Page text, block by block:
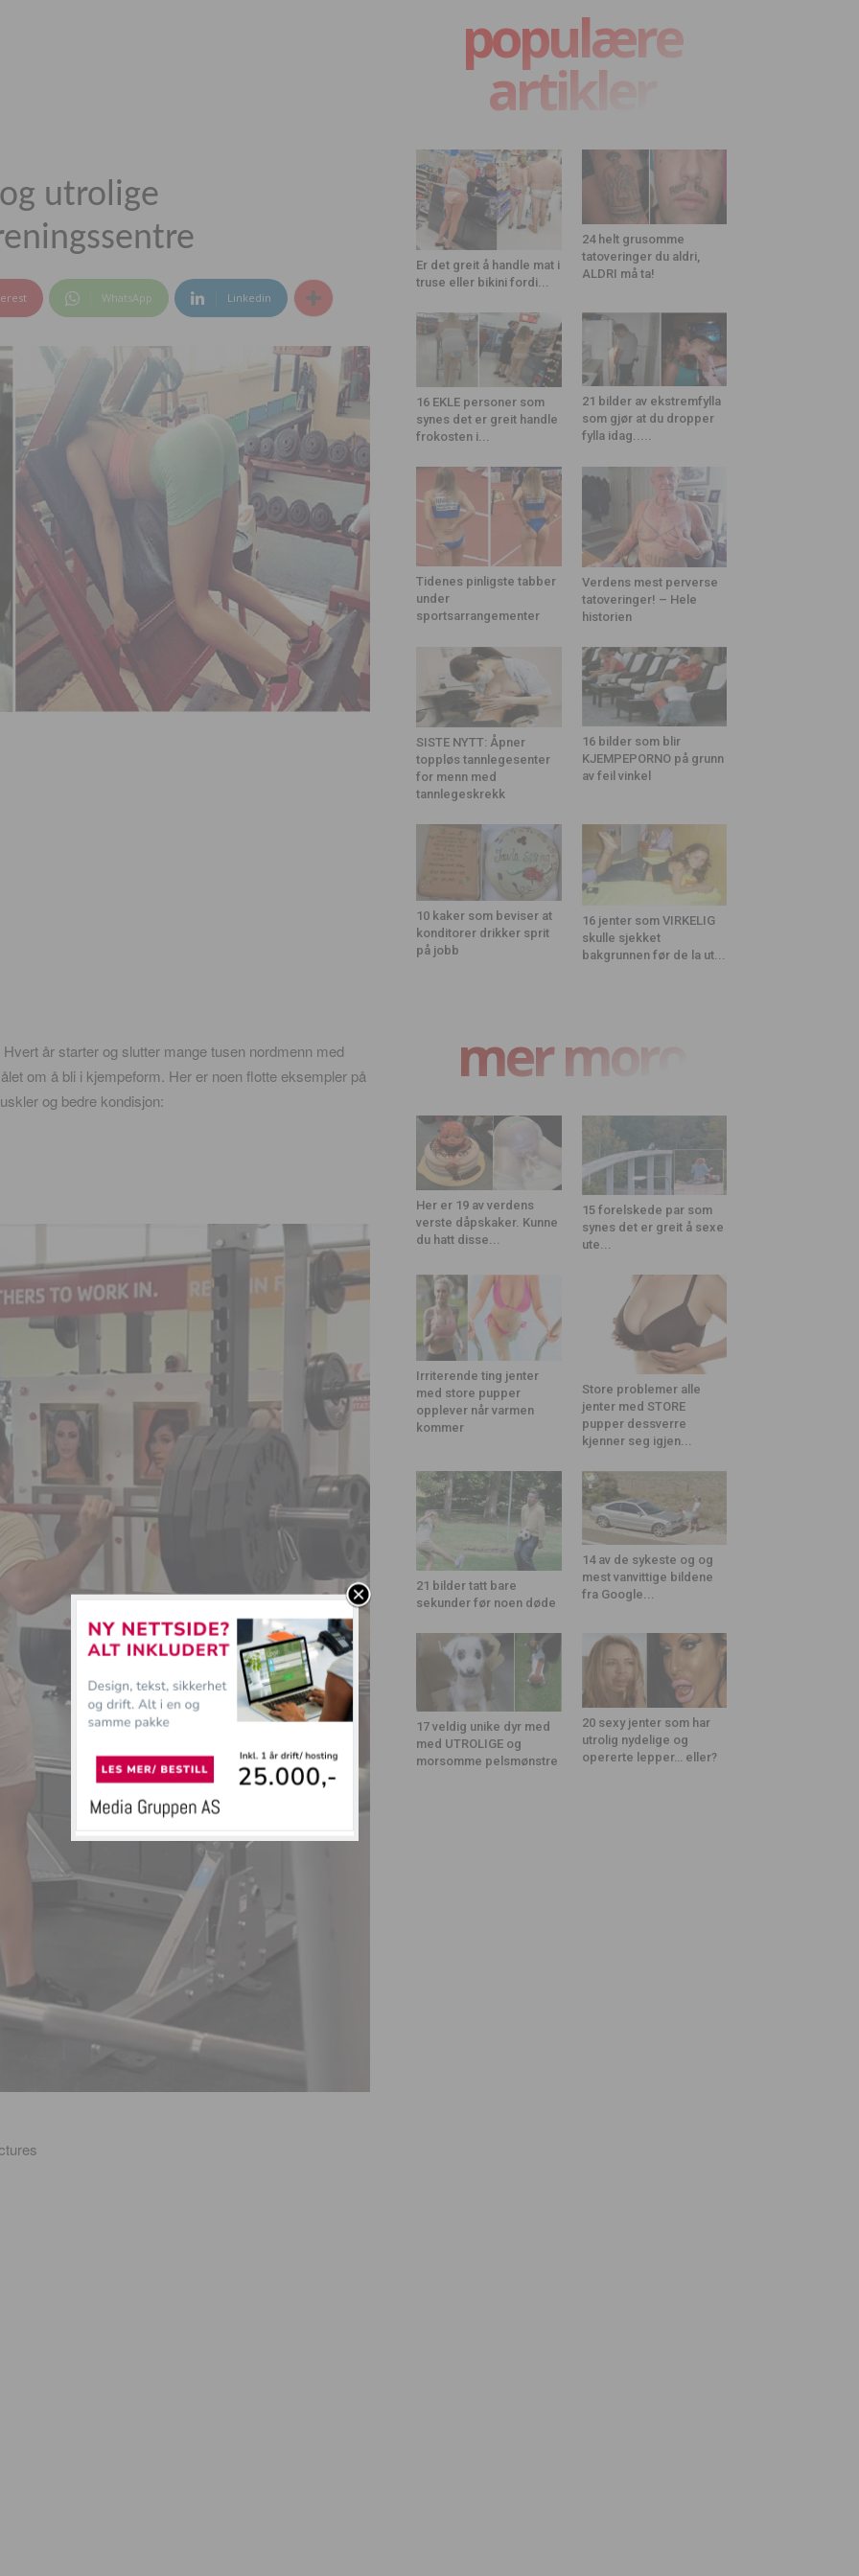
utrolige
WhatsApp Linkedin
år starter og slutter mange tusen nordmenn med
om å bli i kjempeform. Her er noen flotte eksempler på
og bedre kondisjon:
populære
artikler
Er det greit å handle mat i
truse eller bikini fordi...
24 helt grusomme
tatoveringer du aldri,
ALDRI må ta!
16 EKLE personer som
synes det er greit handle
frokosten i...
21 bilder av ekstremfylla
som gjør at du dropper
fylla idag.....
Tidenes pinligste tabber
under
sportsarrangementer
Verdens mest perverse
tatoveringer! – Hele
historien
SISTE NYTT: Åpner
toppløs tannlegesenter
for menn med
tannlegeskrekk
16 bilder som blir
KJEMPEPORNO på grunn
av feil vinkel
10 kaker som beviser at
konditorer drikker sprit
på jobb
16 jenter som VIRKELIG
skulle sjekket
bakgrunnen før de la ut...
mer moro
Her er 19 av verdens
verste dåpskaker. Kunne
du hatt disse...
15 forelskede par som
synes det er greit å sexe
ute...
Irriterende ting jenter
med store pupper
opplever når varmen
kommer
Store problemer alle
jenter med STORE
pupper dessverre
kjenner seg igjen...
21 bilder tatt bare
sekunder før noen døde
14 av de sykeste og og
mest vanvittige bildene
fra Google...
17 veldig unike dyr med
med UTROLIGE og
morsomme pelsmønstre
20 sexy jenter som har
utrolig nydelige og
opererte lepper… eller?